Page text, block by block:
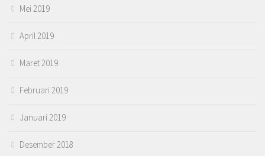
Mei 2019
April 2019
Maret 2019
Februari 2019
Januari 2019
Desember 2018